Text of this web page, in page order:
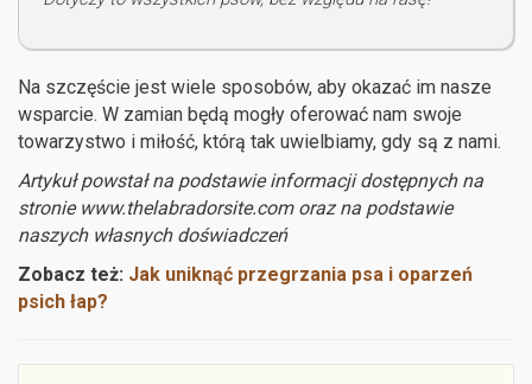
Na szczęście jest wiele sposobów, aby okazać im nasze
wsparcie. W zamian będą mogły oferować nam swoje
towarzystwo i miłość, którą tak uwielbiamy, gdy są z nami.
Artykuł powstał na podstawie informacji dostępnych na
stronie www.thelabradorsite.com oraz na podstawie
naszych własnych doświadczeń
Zobacz też: Jak uniknąć przegrzania psa i oparzeń
psich łap?